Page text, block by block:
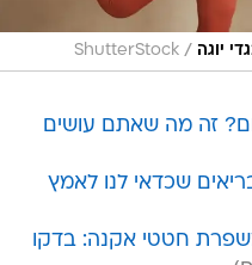
יוגה /
ShutterStock
ביום? זה מה שאתם עושים
שכדאי לנו לאמץ
חטטי אקנה: בדקו